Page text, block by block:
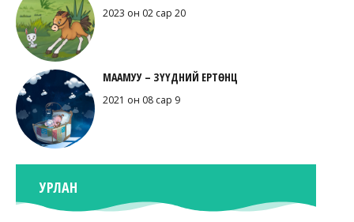
2023 он 02 сар 20
МААМУУ – ЗҮҮДНИЙ ЕРТӨНЦ
2021 он 08 сар 9
УРЛАН